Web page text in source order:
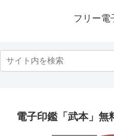
フリー電
電子印鑑「武本」無